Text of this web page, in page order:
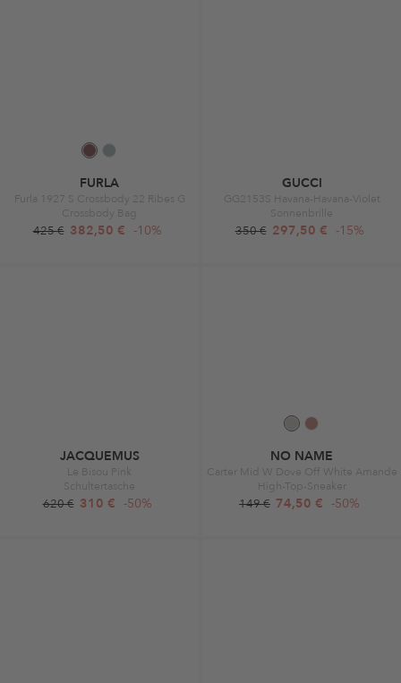
FURLA
Furla 1927 S Crossbody 22 Ribes G
Crossbody Bag
425 € 382,50 € -10%
GUCCI
GG2153S Havana-Havana-Violet
Sonnenbrille
350 € 297,50 € -15%
JACQUEMUS
Le Bisou Pink
Schultertasche
620 € 310 € -50%
NO NAME
Carter Mid W Dove Off White Amande
High-Top-Sneaker
149 € 74,50 € -50%